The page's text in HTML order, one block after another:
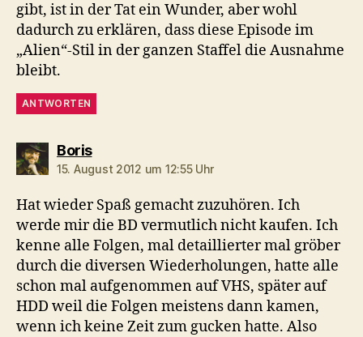
gibt, ist in der Tat ein Wunder, aber wohl
dadurch zu erklären, dass diese Episode im
„Alien“-Stil in der ganzen Staffel die Ausnahme
bleibt.
ANTWORTEN
Borissagt:
15. August 2012 um 12:55 Uhr
Hat wieder Spaß gemacht zuzuhören. Ich
werde mir die BD vermutlich nicht kaufen. Ich
kenne alle Folgen, mal detaillierter mal gröber
durch die diversen Wiederholungen, hatte alle
schon mal aufgenommen auf VHS, später auf
HDD weil die Folgen meistens dann kamen,
wenn ich keine Zeit zum gucken hatte. Also